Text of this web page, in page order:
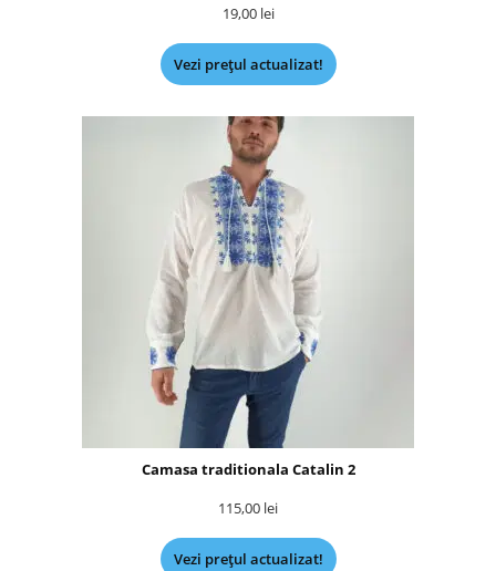
19,00 lei
Vezi prețul actualizat!
Camasa traditionala Catalin 2
115,00 lei
Vezi prețul actualizat!